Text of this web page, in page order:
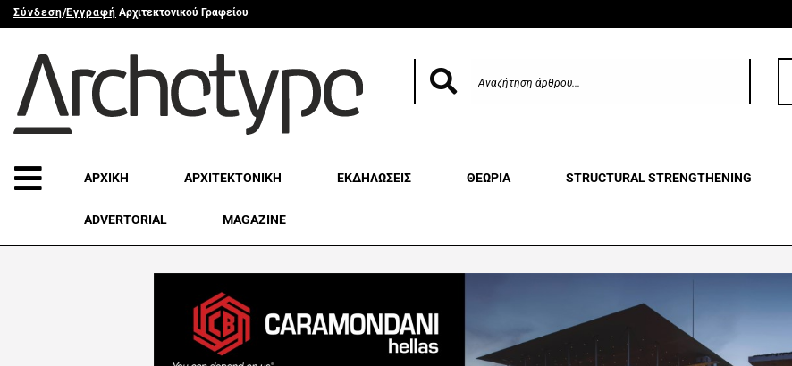
Σύνδεση/Εγγραφή Αρχιτεκτονικού Γραφείου
ΑΡΧΙΚΗ ΑΡΧΙΤΕΚΤΟΝΙΚΗ ΕΚΔΗΛΩΣΕΙΣ ΘΕΩΡΙΑ STRUCTURAL STRENGTHENING
ADVERTORIAL MAGAZINE